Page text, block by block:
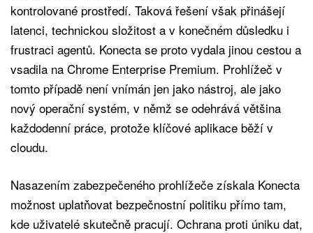
kontrolované prostředí. Taková řešení však přinášejí
latenci, technickou složitost a v konečném důsledku i
frustraci agentů. Konecta se proto vydala jinou cestou a
vsadila na Chrome Enterprise Premium. Prohlížeč v
tomto případě není vnímán jen jako nástroj, ale jako
nový operační systém, v němž se odehrává většina
každodenní práce, protože klíčové aplikace běží v
cloudu.
Nasazením zabezpečeného prohlížeče získala Konecta
možnost uplatňovat bezpečnostní politiku přímo tam,
kde uživatelé skutečně pracují. Ochrana proti úniku dat,